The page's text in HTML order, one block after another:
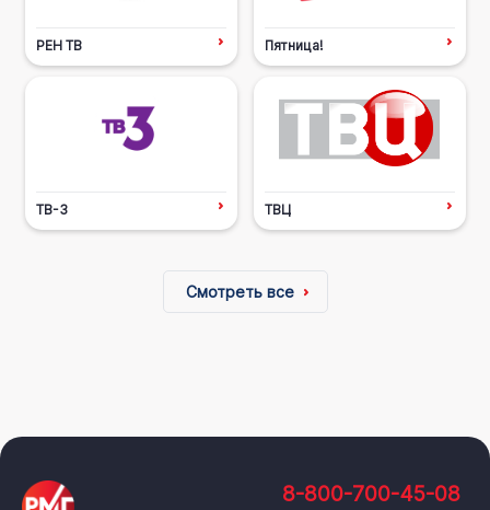
РЕН ТВ Пятница!
ТВ-3 ТВЦ
Смотреть все
8-800-700-45-08